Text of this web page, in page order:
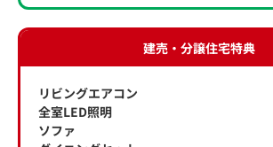
建売・分譲住宅特典
リビングエアコン
全室LED照明
ソファ